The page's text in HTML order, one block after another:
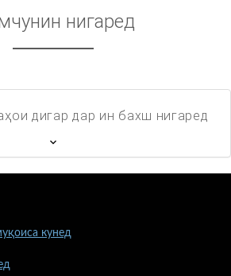
нигаред
дигар дар ин бахш нигаред
кунед